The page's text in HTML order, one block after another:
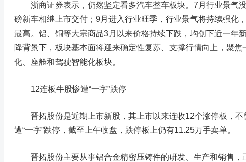
浙商证券表示，仍然坚定看多汽车整车板块。7月行业景气
磅新车相继上市交付；9月进入行业旺季，行业景气将持续强化
最高。铝、铜等大宗商品3月以来价格持续下跌，均创下近一年
降背景下，板块基本面将迎来确定性复苏、支撑行情向上，聚
化、座舱和驾驶智能化板块。
12连板牛股惨遭“一字”跌停
晋拓股份是近期上市新股，其上市以来连收12个涨停板，不
遭“一字”跌停，截至上午收盘，跌停板上仍有11.25万手卖单。
晋拓股份主要从事铝合金精密压铸件的研发、生产和销售，